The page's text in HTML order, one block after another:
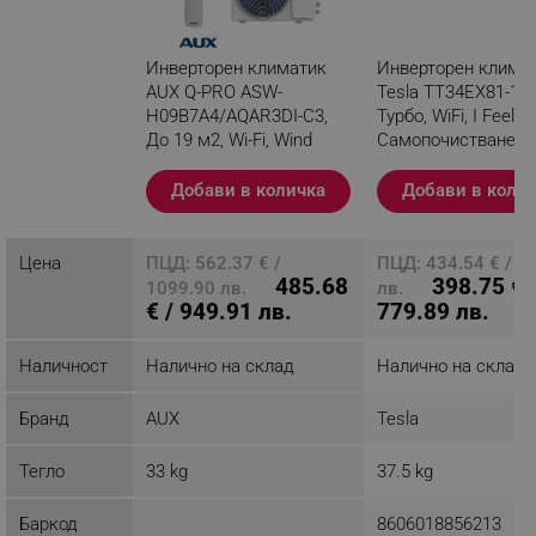
За по-голямо удобство климатиците от серия J-
Smart на AUX могат да бъдат управлявани от
разстояние с помощта на включения в
комплекта Wi-Fi контролер. Необходимо е
единствено да следвата инструкциите, за да го
активирате и ползвате от смартфона си.
4D въздушен поток
Инверторен климатик
AUX Q-PRO ASW-
H09B7A4/AQAR3DI-C3,
До 19 м2, Wi-Fi, Wind
Бял
Разглеждате този
Добави в количка
Инверторен
Tesla TT34EX81-
Турбо, WiFi, I Feel,
Самопочистване,
Добави в
Цена
ПЦД: 562.37 € /
1099.90 лв.
485.68
€ / 949.91 лв.
ПЦД: 434.54 € /
лв.
398.75 €
779.89 лв.
Наличност Налично на склад Налично на склад
Бранд AUX Tesla
Тегло 33 kg 37.5 kg
Баркод 8606018856213